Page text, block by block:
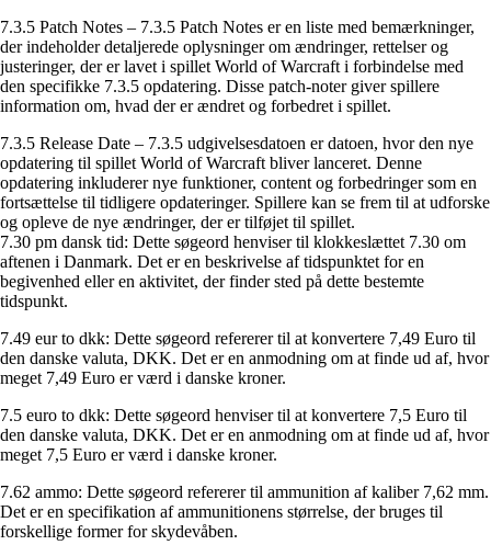
7.3.5 Patch Notes – 7.3.5 Patch Notes er en liste med bemærkninger,
der indeholder detaljerede oplysninger om ændringer, rettelser og
justeringer, der er lavet i spillet World of Warcraft i forbindelse med
den specifikke 7.3.5 opdatering. Disse patch-noter giver spillere
information om, hvad der er ændret og forbedret i spillet.
7.3.5 Release Date – 7.3.5 udgivelsesdatoen er datoen, hvor den nye
opdatering til spillet World of Warcraft bliver lanceret. Denne
opdatering inkluderer nye funktioner, content og forbedringer som en
fortsættelse til tidligere opdateringer. Spillere kan se frem til at udforske
og opleve de nye ændringer, der er tilføjet til spillet.
7.30 pm dansk tid: Dette søgeord henviser til klokkeslættet 7.30 om
aftenen i Danmark. Det er en beskrivelse af tidspunktet for en
begivenhed eller en aktivitet, der finder sted på dette bestemte
tidspunkt.
7.49 eur to dkk: Dette søgeord refererer til at konvertere 7,49 Euro til
den danske valuta, DKK. Det er en anmodning om at finde ud af, hvor
meget 7,49 Euro er værd i danske kroner.
7.5 euro to dkk: Dette søgeord henviser til at konvertere 7,5 Euro til
den danske valuta, DKK. Det er en anmodning om at finde ud af, hvor
meget 7,5 Euro er værd i danske kroner.
7.62 ammo: Dette søgeord refererer til ammunition af kaliber 7,62 mm.
Det er en specifikation af ammunitionens størrelse, der bruges til
forskellige former for skydevåben.